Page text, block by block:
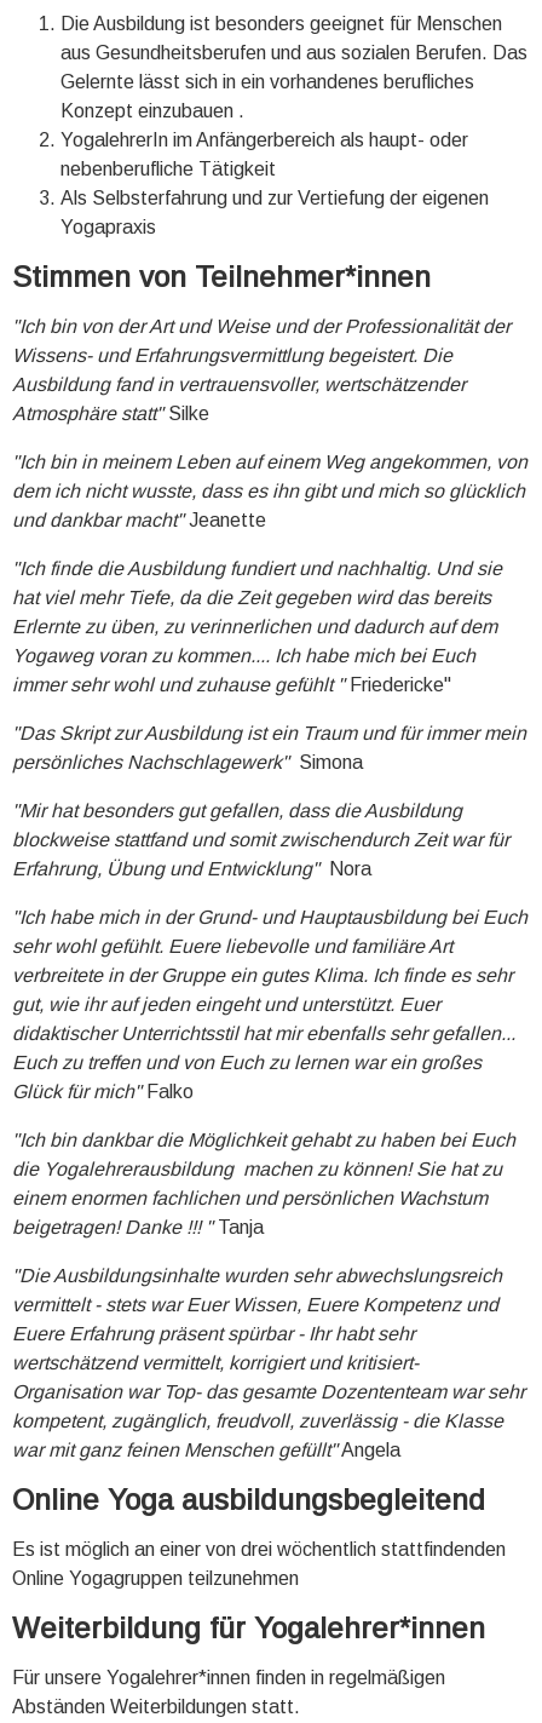
Die Ausbildung ist besonders geeignet für Menschen
aus Gesundheitsberufen und aus sozialen Berufen. Das
Gelernte lässt sich in ein vorhandenes berufliches
Konzept einzubauen .
YogalehrerIn im Anfängerbereich als haupt- oder
nebenberufliche Tätigkeit
Als Selbsterfahrung und zur Vertiefung der eigenen
Yogapraxis
Stimmen von Teilnehmer*innen
"Ich bin von der Art und Weise und der Professionalität der
Wissens- und Erfahrungsvermittlung begeistert. Die
Ausbildung fand in vertrauensvoller, wertschätzender
Atmosphäre statt"Silke
"Ich bin in meinem Leben auf einem Weg angekommen, von
dem ich nicht wusste, dass es ihn gibt und mich so glücklich
und dankbar macht"Jeanette
"Ich finde die Ausbildung fundiert und nachhaltig. Und sie
hat viel mehr Tiefe, da die Zeit gegeben wird das bereits
Erlernte zu üben, zu verinnerlichen und dadurch auf dem
Yogaweg voran zu kommen.... Ich habe mich bei Euch
immer sehr wohl und zuhause gefühlt "Friedericke"
"Das Skript zur Ausbildung ist ein Traum und für immer mein
persönliches Nachschlagewerk"Simona
"Mir hat besonders gut gefallen, dass die Ausbildung
blockweise stattfand und somit zwischendurch Zeit war für
Erfahrung, Übung und Entwicklung"Nora
"Ich habe mich in der Grund- und Hauptausbildung bei Euch
sehr wohl gefühlt. Euere liebevolle und familiäre Art
verbreitete in der Gruppe ein gutes Klima. Ich finde es sehr
gut, wie ihr auf jeden eingeht und unterstützt. Euer
didaktischer Unterrichtsstil hat mir ebenfalls sehr gefallen...
Euch zu treffen und von Euch zu lernen war ein großes
Glück für mich"Falko
"Ich bin dankbar die Möglichkeit gehabt zu haben bei Euch
die Yogalehrerausbildung machen zu können! Sie hat zu
einem enormen fachlichen und persönlichen Wachstum
beigetragen! Danke !!! "Tanja
"Die Ausbildungsinhalte wurden sehr abwechslungsreich
vermittelt - stets war Euer Wissen, Euere Kompetenz und
Euere Erfahrung präsent spürbar - Ihr habt sehr
wertschätzend vermittelt, korrigiert und kritisiert-
Organisation war Top- das gesamte Dozententeam war sehr
kompetent, zugänglich, freudvoll, zuverlässig - die Klasse
war mit ganz feinen Menschen gefüllt"Angela
Online Yoga ausbildungsbegleitend
Es ist möglich an einer von drei wöchentlich stattfindenden
Online Yogagruppen teilzunehmen
Weiterbildung für Yogalehrer*innen
Für unsere Yogalehrer*innen finden in regelmäßigen
Abständen Weiterbildungen statt.